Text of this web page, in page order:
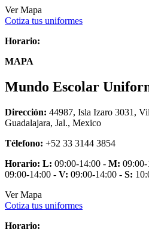
Ver Mapa
Cotiza tus uniformes
Horario:
MAPA
Mundo Escolar
Dirección: 44987, Isla Izaro 3031,
Guadalajara, Jal., Mexico
Télefono: +52 33 3144 3854
Horario: L: 09:00-14:00 - M:
09:00-14:00 - V: 09:00-14:00 - S:
Ver Mapa
Cotiza tus uniformes
Horario: